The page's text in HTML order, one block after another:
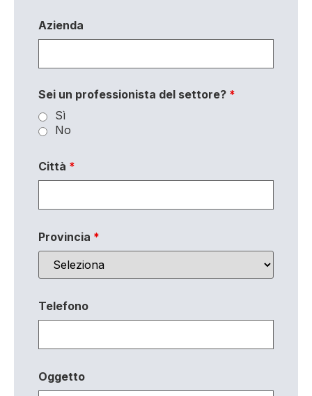
Azienda
Sei un professionista del settore? *
Sì
No
Città *
Provincia *
Telefono
Oggetto